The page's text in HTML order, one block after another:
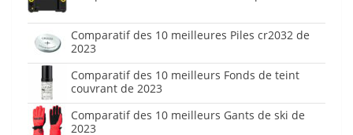
Comparatif des 10 meilleures Piles cr2032 de
2023
Comparatif des 10 meilleurs Fonds de teint
couvrant de 2023
Comparatif des 10 meilleurs Gants de ski de
2023